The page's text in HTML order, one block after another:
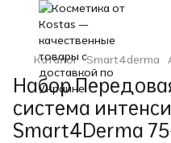
Каталог Smart4derma
Набор
система
Smart4Derma